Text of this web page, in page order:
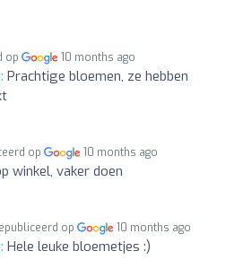
op 10 months ago
Prachtige bloemen, ze hebben
op 10 months ago
winkel, vaker doen
op 10 months ago
Hele leuke bloemetjes :)